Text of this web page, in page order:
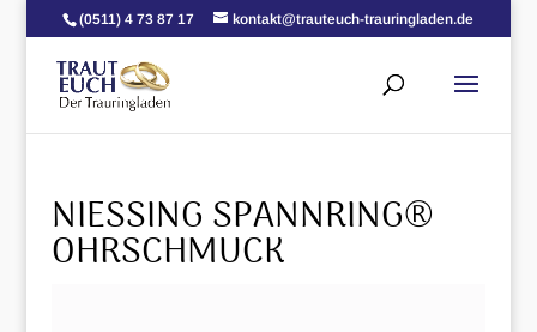
(0511) 4 73 87 17 kontakt@trauteuch-trauringladen.de
NIESSING SPANNRING®
OHRSCHMUCK